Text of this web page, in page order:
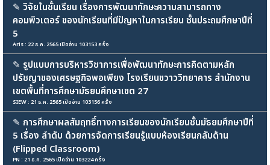
✎ วิจัยในชั้นเรียน เรื่องการพัฒนาทักษะความสามารถทาง
คอมพิวเตอร์ ของนักเรียนที่มีปัญหาในการเรียน ชั้นประถมศึกษาปีที่
5
Aris : 22 ธ.ค. 2565 เปิดอ่าน 103153 ครั้ง
✎ รูปแบบการบริหารวิชาการเพื่อพัฒนาทักษะการคิดตามหลัก
ปรัชญาของเศรษฐกิจพอเพียง โรงเรียนขวาววิทยาคาร สำนักงาน
เขตพื้นที่การศึกษามัธยมศึกษาเขต 27
SIEW : 21 ธ.ค. 2565 เปิดอ่าน 103156 ครั้ง
✎ การศึกษาผลสัมฤทธิ์ทางการเรียนของนักเรียนชั้นมัธยมศึกษาปีที่
5 เรื่อง ลำดับ ด้วยการจัดการเรียนรู้แบบห้องเรียนกลับด้าน
(Flipped Classroom)
PN : 21 ธ.ค. 2565 เปิดอ่าน 103224 ครั้ง